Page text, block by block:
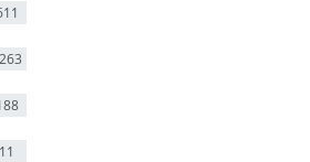
11